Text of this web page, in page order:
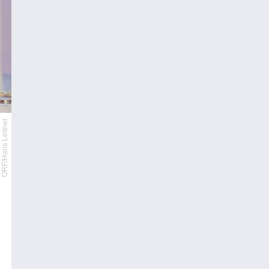
ORF/Hans Leitner